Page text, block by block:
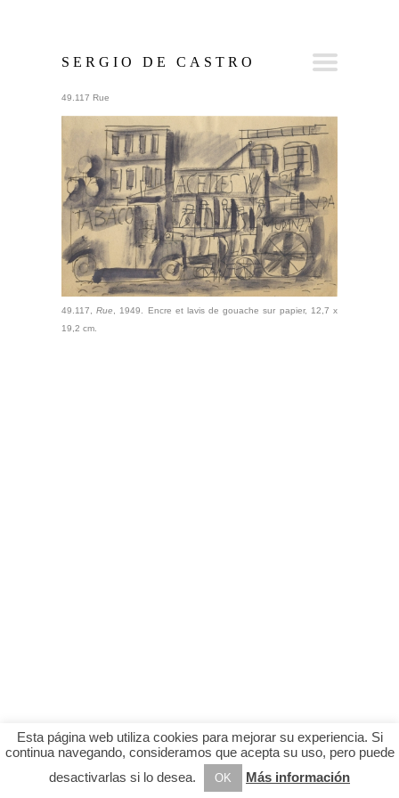
SERGIO DE CASTRO
49.117 Rue
49.117,Rue
, 1949. Encre et lavis de gouache sur papier, 12,7 x
19,2 cm.
Esta página web utiliza cookies para mejorar su experiencia. Si
continua navegando, consideramos que acepta su uso, pero puede
desactivarlas si lo desea.
OK Más información